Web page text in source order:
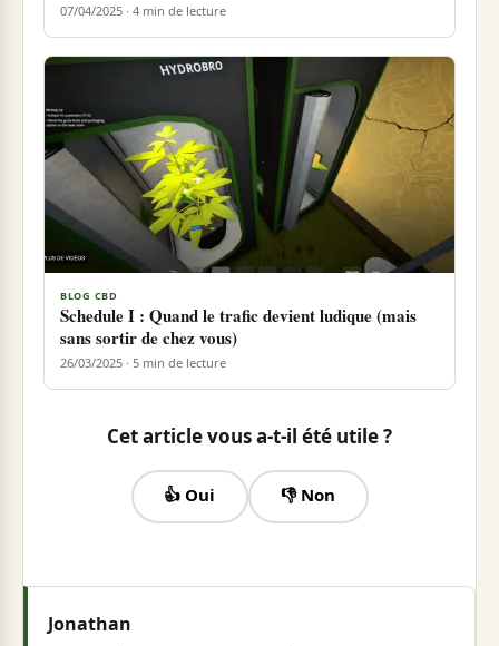
07/04/2025 · 4 min de lecture
BLOG CBD
Schedule I : Quand le trafic devient ludique (mais
sans sortir de chez vous)
26/03/2025 · 5 min de lecture
Cet article vous a-t-il été utile ?
👍 Oui 👎 Non
Jonathan